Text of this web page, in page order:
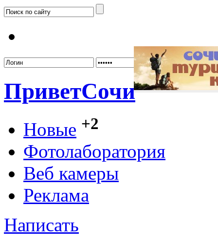
ПриветСочи
Новые +2
Фотолаборатория
Веб камеры
Реклама
Написать